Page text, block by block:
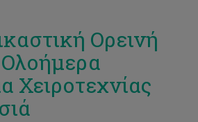
Ορεινή
Χειροτεχνίας